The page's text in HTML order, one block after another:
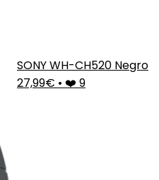
SONY WH-CH520 Negro
27,99€ • ❤️ 9